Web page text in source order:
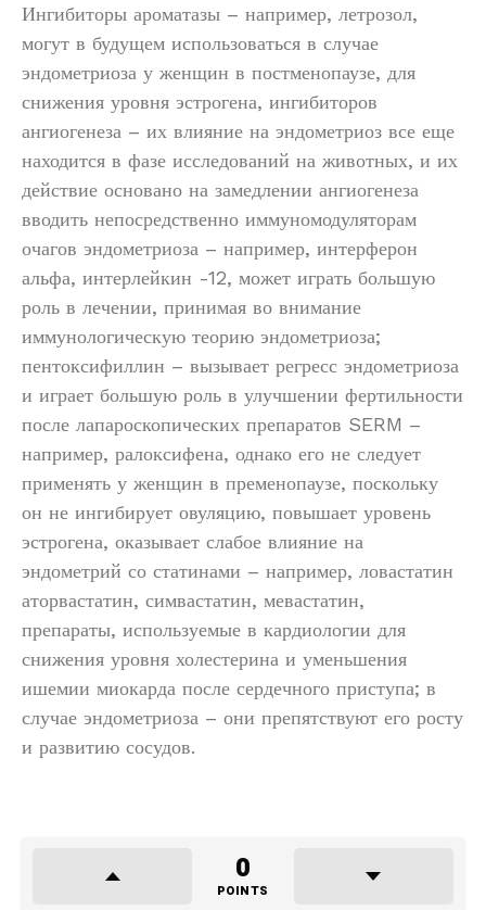
Ингибиторы ароматазы – например, летрозол,
могут в будущем использоваться в случае
эндометриоза у женщин в постменопаузе, для
снижения уровня эстрогена, ингибиторов
ангиогенеза – их влияние на эндометриоз все еще
находится в фазе исследований на животных, и их
действие основано на замедлении ангиогенеза
вводить непосредственно иммуномодуляторам
очагов эндометриоза – например, интерферон
альфа, интерлейкин -12, может играть большую
роль в лечении, принимая во внимание
иммунологическую теорию эндометриоза;
пентоксифиллин – вызывает регресс эндометриоза
и играет большую роль в улучшении фертильности
после лапароскопических препаратов SERM –
например, ралоксифена, однако его не следует
применять у женщин в пременопаузе, поскольку
он не ингибирует овуляцию, повышает уровень
эстрогена, оказывает слабое влияние на
эндометрий со статинами – например, ловастатин
аторвастатин, симвастатин, мевастатин,
препараты, используемые в кардиологии для
снижения уровня холестерина и уменьшения
ишемии миокарда после сердечного приступа; в
случае эндометриоза – они препятствуют его росту
и развитию сосудов.
0
POINTS